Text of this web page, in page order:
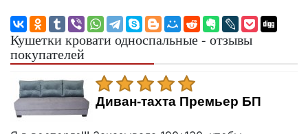
Кушетки кровати односпальные - отзывы
покупателей
Диван-тахта Премьер БП